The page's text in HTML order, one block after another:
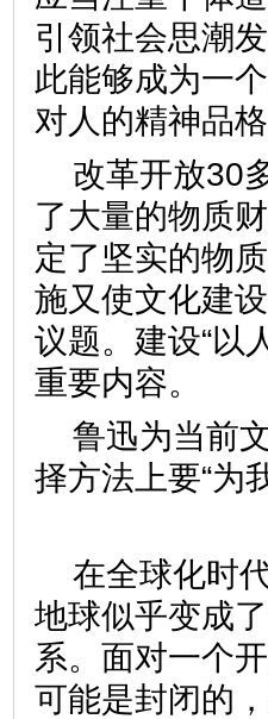
引领社会思潮
此能够成为一
对人的精神
改革开放30
了大量的物质
定了坚实的物
施又使文化建
议题。建设“以
重要内容。
鲁迅为当前
择方法上要“为
在全球化时
地球似乎变成
系。面对一个
可能是封闭的